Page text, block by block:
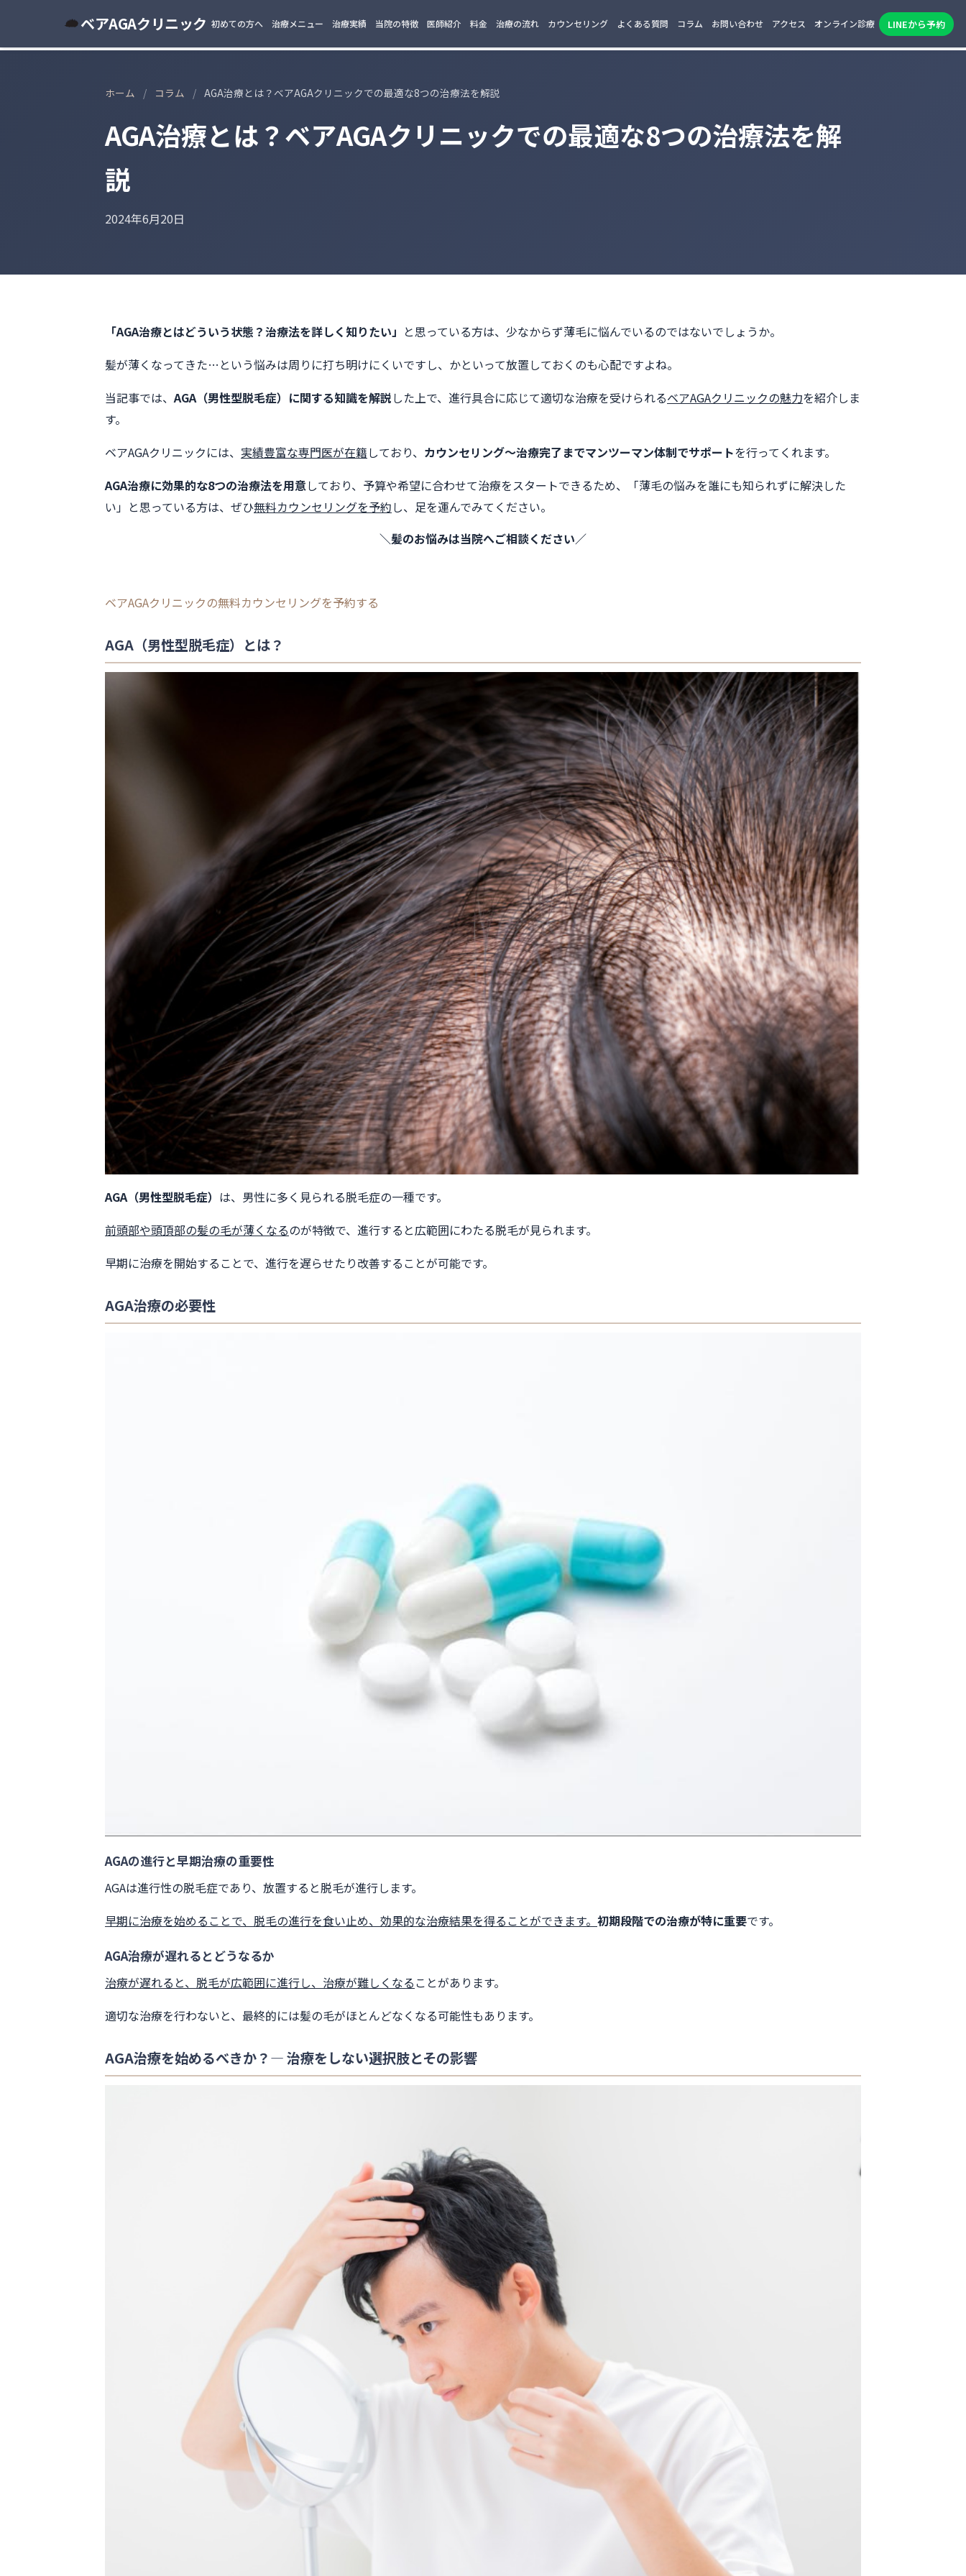
ベアAGAクリニック 初めての方へ 治療メニュー 治療実績 当院の特徴 医師紹介 料金 治療の流れ カウンセリング よくある質問 コラム お問い合わせ アクセス オンライン診療 LINEから予約
ホーム / コラム / AGA治療とは？ベアAGAクリニックでの最適な8つの治療法を解説
AGA治療とは？ベアAGAクリニックでの最適な8つの治療法を解
説
2024年6月20日
「AGA治療とはどういう状態？治療法を詳しく知りたい」 と思っている方は、少なからず薄毛に悩んでいるのではないでしょうか。
髪が薄くなってきた…という悩みは周りに打ち明けにくいですし、かといって放置しておくのも心配ですよね。
当記事では、AGA（男性型脱毛症）に関する知識を解説した上で、進行具合に応じて適切な治療を受けられるベアAGAクリニックの魅力を紹介しま
す。
ベアAGAクリニックには、 実績豊富な専門医が在籍しており、 カウンセリング〜治療完了までマンツーマン体制でサポートを行ってくれます。
AGA治療に効果的な8つの治療法を用意しており、予算や希望に合わせて治療をスタートできるため、「薄毛の悩みを誰にも知られずに解決した
い」と思っている方は、ぜひ無料カウンセリングを予約し、足を運んでみてください。
＼髪のお悩みは当院へご相談ください／
ベアAGAクリニックの無料カウンセリングを予約する
AGA（男性型脱毛症）とは？
AGA（男性型脱毛症） は、男性に多く見られる脱毛症の一種です。
前頭部や頭頂部の髪の毛が薄くなるのが特徴で、進行すると広範囲にわたる脱毛が見られます。
早期に治療を開始することで、進行を遅らせたり改善することが可能です。
AGA治療の必要性
AGAの進行と早期治療の重要性
AGAは進行性の脱毛症であり、放置すると脱毛が進行します。
早期に治療を始めることで、脱毛の進行を食い止め、効果的な治療結果を得ることができます。 初期段階での治療が特に重要です。
AGA治療が遅れるとどうなるか
治療が遅れると、脱毛が広範囲に進行し、治療が難しくなる ことがあります。
適切な治療を行わないと、最終的には髪の毛がほとんどなくなる可能性もあります。
AGA治療を始めるべきか？— 治療をしない選択肢とその影響